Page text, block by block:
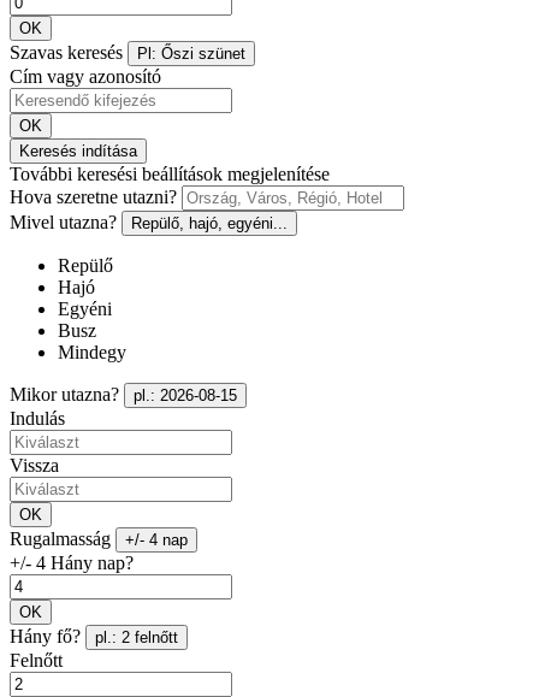
OK
Szavas keresés Pl: Őszi szünet
Cím vagy azonosító
OK
Keresés indítása
További keresési beállítások megjelenítése
Hova szeretne utazni?
Mivel utazna?
Repülő, hajó, egyéni...
Repülő
Hajó
Egyéni
Busz
Mindegy
Mikor utazna? pl.: 2026-08-15
Indulás
Vissza
OK
Rugalmasság +/- 4 nap
+/- 4 Hány nap?
OK
Hány fő? pl.: 2 felnőtt
Felnőtt